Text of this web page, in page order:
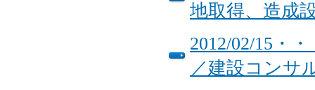
地取得、造成
2012/02/15・
／建設コンサ